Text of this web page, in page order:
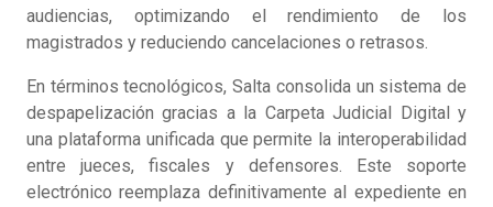
audiencias, optimizando el rendimiento de los
magistrados y reduciendo cancelaciones o retrasos.
En términos tecnológicos, Salta consolida un sistema de
despapelización gracias a la Carpeta Judicial Digital y
una plataforma unificada que permite la interoperabilidad
entre jueces, fiscales y defensores. Este soporte
electrónico reemplaza definitivamente al expediente en